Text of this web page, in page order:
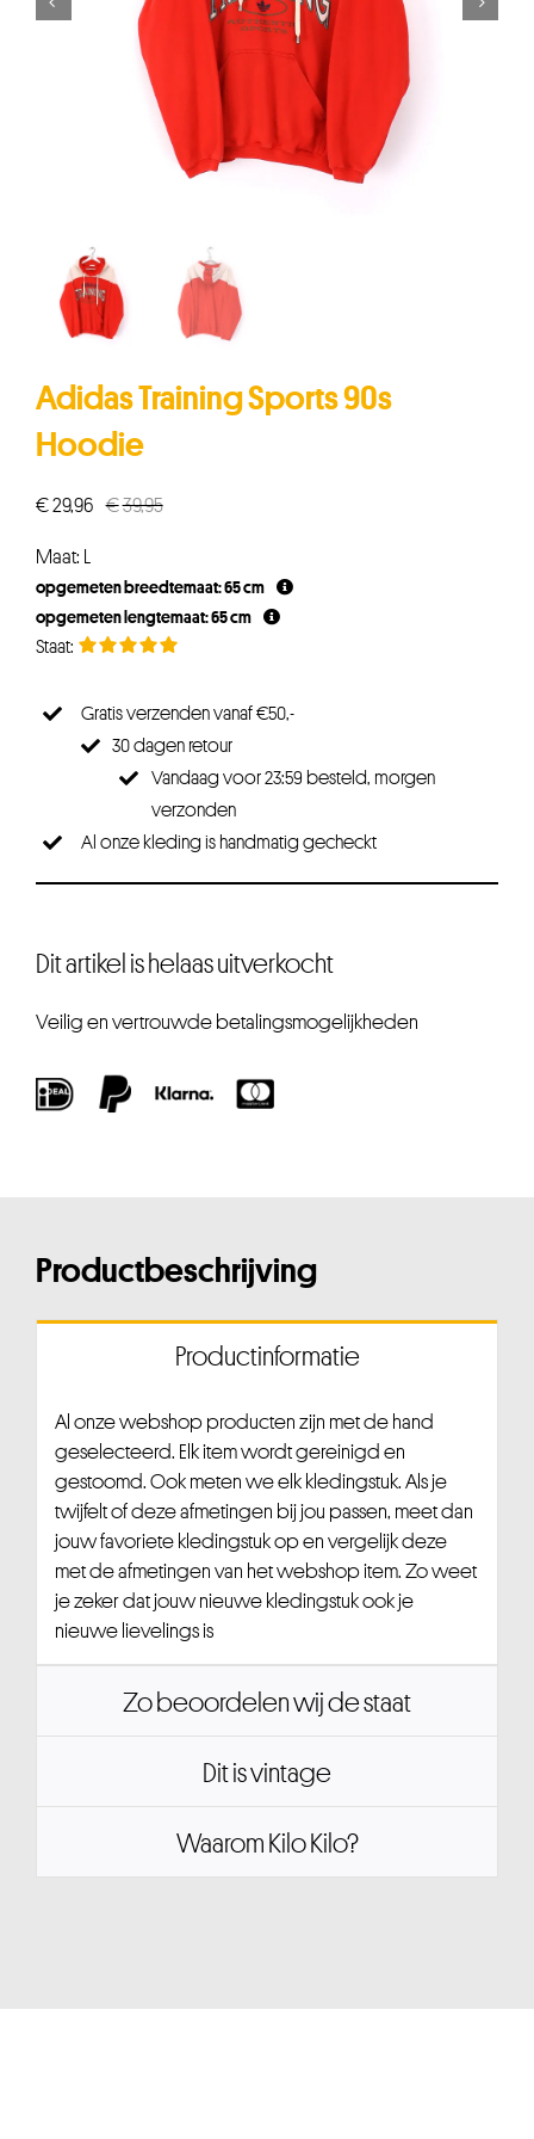
Adidas Training Sports 90s
Hoodie
€39,95Oorspronkelijke
€39,95.
€29,96
Huidige
€29,96.
Maat: L
opgemeten breedtemaat: 65 cm
opgemeten lengtemaat: 65 cm
Gratis verzenden vanaf €50,-
30 dagen retour
Vandaag voor 23:59 besteld, morgen
verzonden
Al onze kleding is handmatig gecheckt
Dit artikel is helaas uitverkocht
Veilig en vertrouwde betalingsmogelijkheden
Productbeschrijving
Productinformatie
Al onze webshop producten zijn met de hand
geselecteerd. Elk item wordt gereinigd en
gestoomd. Ook meten we elk kledingstuk. Als je
twijfelt of deze afmetingen bij jou passen, meet dan
jouw favoriete kledingstuk op en vergelijk deze
met de afmetingen van het webshop item. Zo weet
je zeker dat jouw nieuwe kledingstuk ook je
nieuwe lievelings is
Zo beoordelen wij de staat
Dit is vintage
Waarom Kilo Kilo?